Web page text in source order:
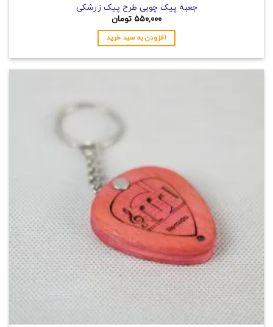
جعبه پیک چوبی طرح پیک زرشکی
۵۵۰,۰۰۰ تومان
افزودن به سبد خرید